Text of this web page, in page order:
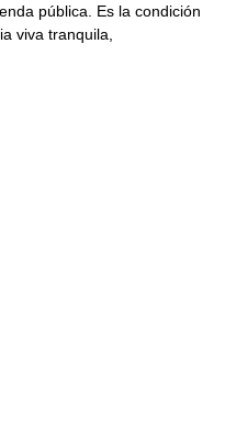
pública. Es la condición
viva tranquila,